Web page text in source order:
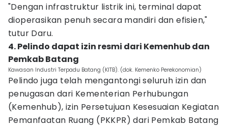
"Dengan infrastruktur listrik ini, terminal dapat
dioperasikan penuh secara mandiri dan efisien,"
tutur Daru.
4. Pelindo dapat izin resmi dari Kemenhub dan
Pemkab Batang
Kawasan Industri Terpadu Batang (KITB). (dok. Kemenko Perekonomian)
Pelindo juga telah mengantongi seluruh izin dan
penugasan dari Kementerian Perhubungan
(Kemenhub), izin Persetujuan Kesesuaian Kegiatan
Pemanfaatan Ruang (PKKPR) dari Pemkab Batang